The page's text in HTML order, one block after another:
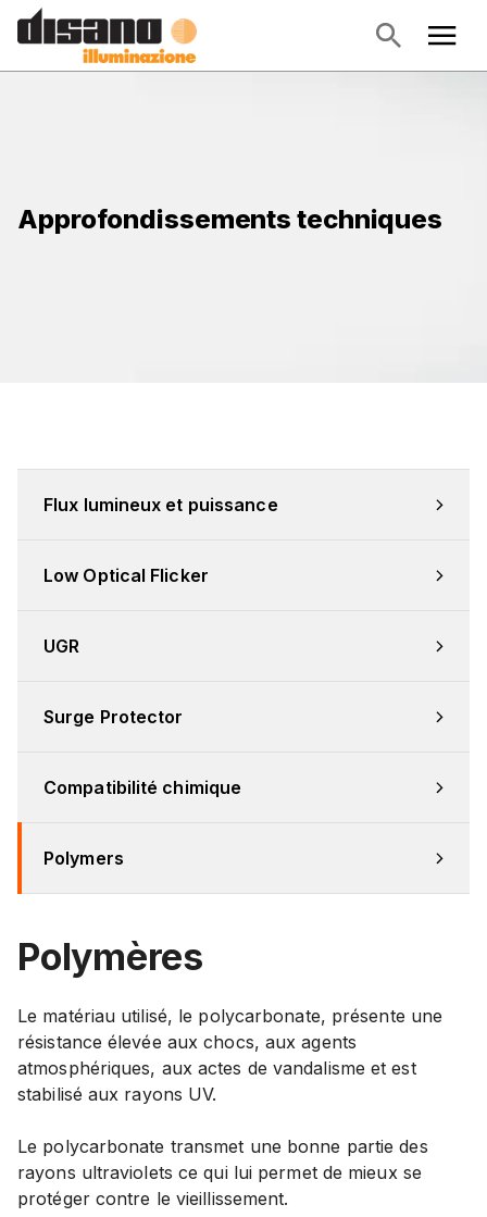
Approfondissements techniques
Flux lumineux et puissance
Low Optical Flicker
UGR
Surge Protector
Compatibilité chimique
Polymers
Polymères
Le matériau utilisé, le polycarbonate, présente une
résistance élevée aux chocs, aux agents
atmosphériques, aux actes de vandalisme et est
stabilisé aux rayons UV.
Le polycarbonate transmet une bonne partie des
rayons ultraviolets ce qui lui permet de mieux se
protéger contre le vieillissement.